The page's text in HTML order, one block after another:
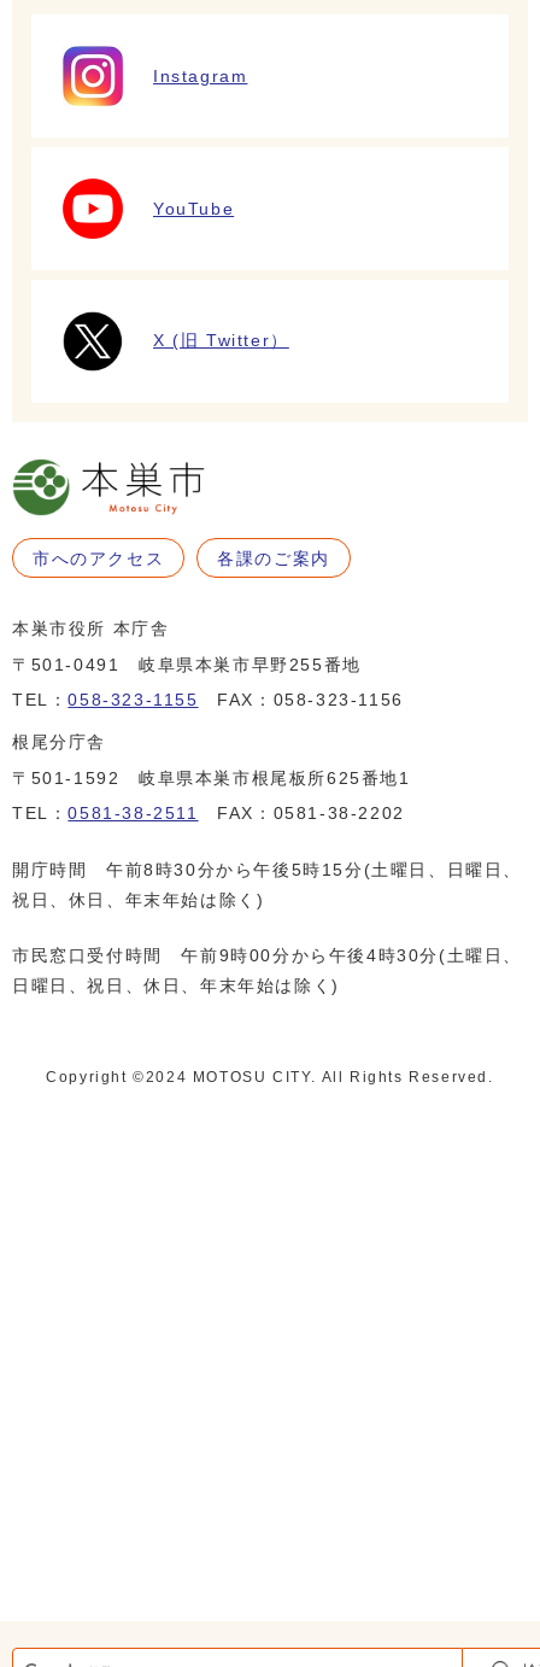
Instagram
YouTube
X (旧 Twitter）
市へのアクセス 各課のご案内
本巣市役所 本庁舎
〒501-0491 岐阜県本巣市早野255番地
TEL：058-323-1155 FAX：058-323-1156
根尾分庁舎
〒501-1592 岐阜県本巣市根尾板所625番地1
TEL：0581-38-2511 FAX：0581-38-2202
開庁時間 午前8時30分から午後5時15分(土曜日、日曜日、
祝日、休日、年末年始は除く)
市民窓口受付時間 午前9時00分から午後4時30分(土曜日、
日曜日、祝日、休日、年末年始は除く)
Copyright ©️2024 MOTOSU CITY. All Rights Reserved.